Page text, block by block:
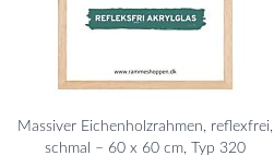
Massiver Eichenholzrahmen, reflexfrei,
schmal – 60 x 60 cm, Typ 320